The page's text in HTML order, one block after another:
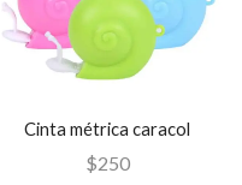
Cinta métrica caracol
$250